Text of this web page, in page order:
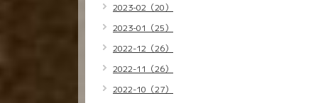
2023-02（20）
2023-01（25）
2022-12（26）
2022-11（26）
2022-10（27）